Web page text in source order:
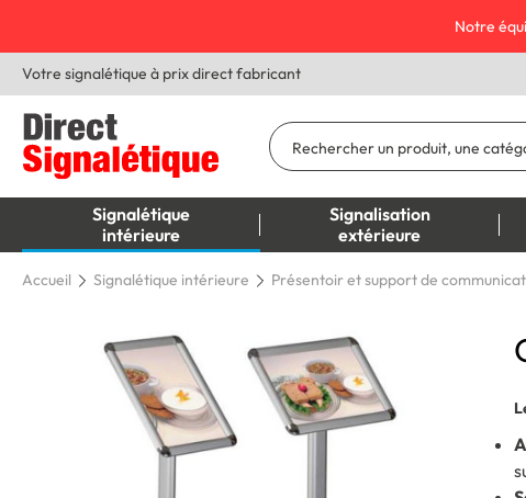
Notre
Votre signalétique à prix direct fabricant
Signalétique
intérieure
Signalisation
extérieure
Accueil Signalétique intérieure Présentoir et support de